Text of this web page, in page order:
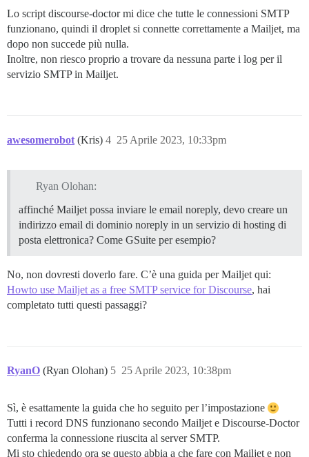
Lo script discourse-doctor mi dice che tutte le connessioni SMTP
funzionano, quindi il droplet si connette correttamente a Mailjet, ma
dopo non succede più nulla.
Inoltre, non riesco proprio a trovare da nessuna parte i log per il
servizio SMTP in Mailjet.
awesomerobot (Kris) 25 Aprile 2023, 10:33pm
4
Ryan Olohan:
affinché Mailjet possa inviare le email noreply, devo creare un
indirizzo email di dominio noreply in un servizio di hosting di
posta elettronica? Come GSuite per esempio?
No, non dovresti doverlo fare. C’è una guida per Mailjet qui:
Howto use Mailjet as a free SMTP service for Discourse, hai
completato tutti questi passaggi?
RyanO (Ryan Olohan) 25 Aprile 2023, 10:38pm
5
Sì, è esattamente la guida che ho seguito per l’impostazione
Tutti i record DNS funzionano secondo Mailjet e Discourse-Doctor
conferma la connessione riuscita al server SMTP.
Mi sto chiedendo ora se questo abbia a che fare con Mailjet e non